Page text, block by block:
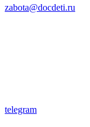
zabota@docdeti.ru
telegram